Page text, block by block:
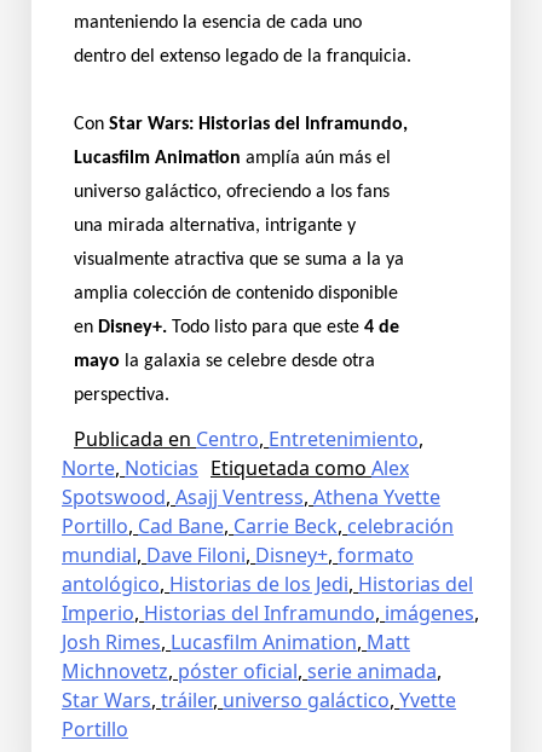
manteniendo la esencia de cada uno
dentro del extenso legado de la franquicia.
Con Star Wars: Historias del Inframundo,
Lucasfilm Animation amplía aún más el
universo galáctico, ofreciendo a los fans
una mirada alternativa, intrigante y
visualmente atractiva que se suma a la ya
amplia colección de contenido disponible
en Disney+. Todo listo para que este 4 de
mayo la galaxia se celebre desde otra
perspectiva.
Publicada en Centro, Entretenimiento,
Norte, Noticias Etiquetada como Alex
Spotswood, Asajj Ventress, Athena Yvette
Portillo, Cad Bane, Carrie Beck, celebración
mundial, Dave Filoni, Disney+, formato
antológico, Historias de los Jedi, Historias del
Imperio, Historias del Inframundo, imágenes,
Josh Rimes, Lucasfilm Animation, Matt
Michnovetz, póster oficial, serie animada,
Star Wars, tráiler, universo galáctico, Yvette
Portillo